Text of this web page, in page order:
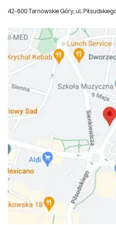
42-600 Tarnowskie Góry, ul.